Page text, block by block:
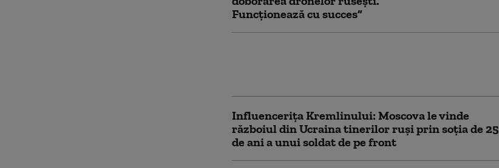
Funcționează cu succes”
Influencerița Kremlinului: Moscova le vinde
războiul din Ucraina tinerilor ruși prin soția de 25
de ani a unui soldat de pe front